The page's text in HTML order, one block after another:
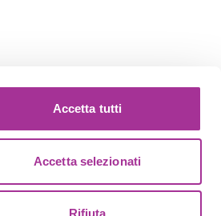
Accetta tutti
Accetta selezionati
Rifiuta